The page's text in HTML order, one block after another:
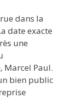
dans la
date exacte
une
Marcel Paul.
bien public